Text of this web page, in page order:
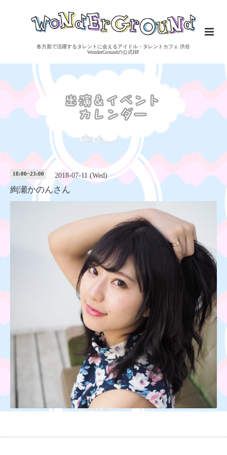
各方面で活躍するタレントに会えるアイドル・タレントカフェ 渋谷
WonderGroundの公式HP
18:00~23:00 2018-07-11 (Wed)
絢瀬かのんさん